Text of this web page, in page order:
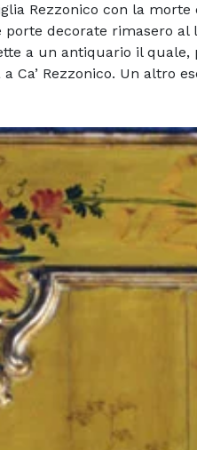
Rezzonico con la
decorate rimasero
a un antiquario il
Rezzonico. Un altro